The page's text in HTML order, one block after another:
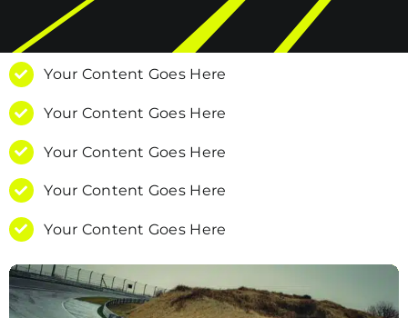
Your Content Goes Here
Your Content Goes Here
Your Content Goes Here
Your Content Goes Here
Your Content Goes Here